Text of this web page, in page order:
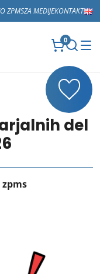
O ZPMSZA MEDIJEKONTAKT
0
del
zpms